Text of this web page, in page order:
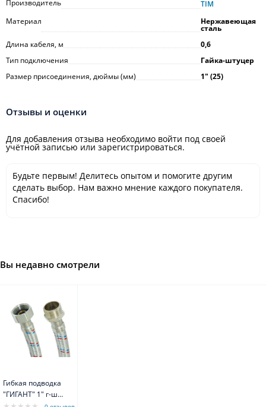
Производитель
TIM
Материал
Нержавеющая
сталь
Длина кабеля, м
0,6
Тип подключения
Гайка-штуцер
Размер присоединения, дюймы (мм)
1ʺ (25)
Отзывы и оценки
Для добавления отзыва необходимо войти под своей
учётной записью или зарегистрироваться.
Будьте первым! Делитесь опытом и помогите другим
сделать выбор. Нам важно мнение каждого покупателя.
Спасибо!
Вы недавно смотрели
Гибкая подводка
"ГИГАНТ" 1" г-ш